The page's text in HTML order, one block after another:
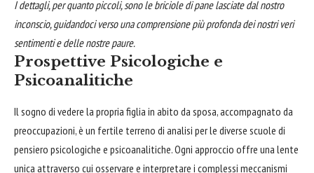
I dettagli, per quanto piccoli, sono le briciole di pane lasciate dal nostro
inconscio, guidandoci verso una comprensione più profonda dei nostri veri
sentimenti e delle nostre paure.
Prospettive Psicologiche e
Psicoanalitiche
Il sogno di vedere la propria figlia in abito da sposa, accompagnato da
preoccupazioni, è un fertile terreno di analisi per le diverse scuole di
pensiero psicologiche e psicoanalitiche. Ogni approccio offre una lente
unica attraverso cui osservare e interpretare i complessi meccanismi